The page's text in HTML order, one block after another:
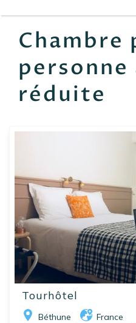
Chambre
réduite
Tourhôtel
Béthune France